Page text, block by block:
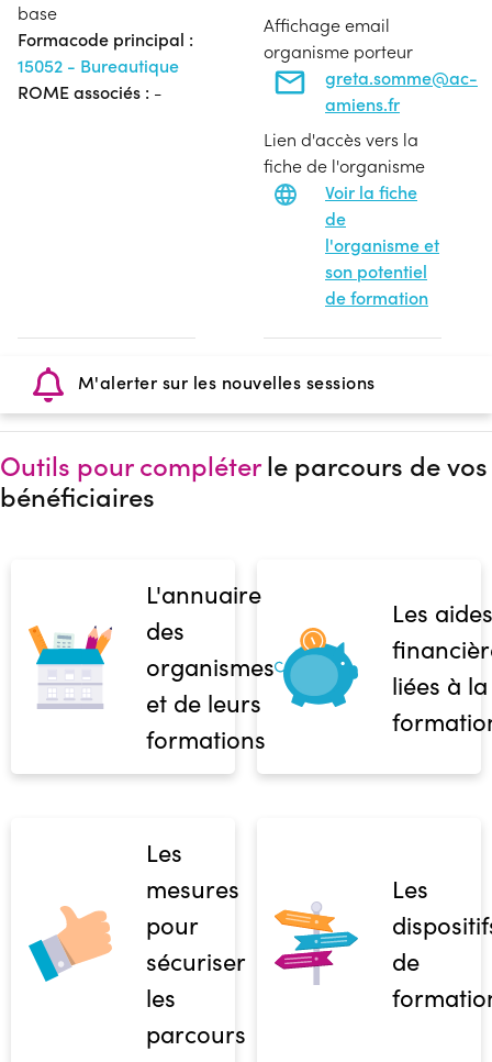
base
Formacode principal :
15052 - Bureautique
ROME associés : -
Affichage email
organisme porteur
greta.somme@ac-
amiens.fr
Lien d'accès vers la
fiche de l'organisme
Voir la fiche
de
l'organisme et
son potentiel
de formation
M'alerter sur les nouvelles sessions
Outils pour compléterle parcours de vos
bénéficiaires
L'annuaire
des
organismes
et de leurs
formations
Les aides
liées à la
Les
mesures
pour
sécuriser
les
parcours
Les
de